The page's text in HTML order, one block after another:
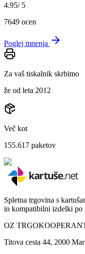
4.95/ 5
7649 ocen
Poglej mnenja
Za vaš tiskalnik skrbimo
že od leta 2012
Več kot
155.617 paketov
Spletna trgovina s
in kompatibilni izdelki po
OZ
Titova cesta 44, 2000